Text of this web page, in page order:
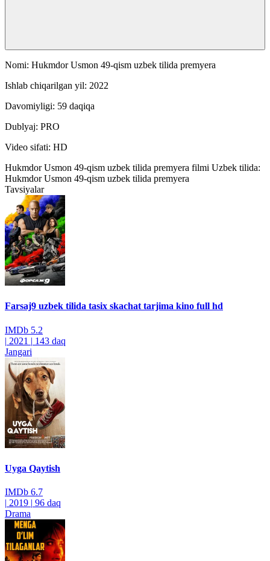
Nomi: Hukmdor Usmon 49-qism uzbek tilida premyera
Ishlab chiqarilgan yil: 2022
Davomiyligi: 59 daqiqa
Dublyaj: PRO
Video sifati: HD
Hukmdor Usmon 49-qism uzbek tilida premyera filmi Uzbek tilida:
Hukmdor Usmon 49-qism uzbek tilida premyera
Tavsiyalar
Farsaj9 uzbek tilida tasix skachat tarjima kino full hd
IMDb 5.2
| 2021 | 143 daq
Jangari
Uyga Qaytish
IMDb 6.7
| 2019 | 96 daq
Drama